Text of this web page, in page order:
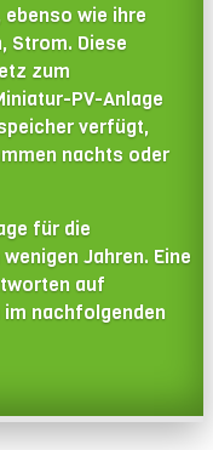
wie ihre
Strom. Diese
zum
PV-Anlage
verfügt,
nachts oder
für die
Jahren. Eine
auf
nachfolgenden